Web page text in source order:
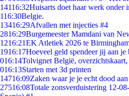
14116:32Huisarts doet haar werk onder
116:30Belgie.
13416:29Afvallen met injecties #4
2816:29Burgemeester Mamdani van
1216:21EK Atletiek 2026 te
1916:17Hoeveel geld spendeer jij aan je
016:14Tolvignet België,
016:13Starten met 3d printen
14716:09Zaken waar je je echt dood
27516:08Totale zonsverduistering 12-